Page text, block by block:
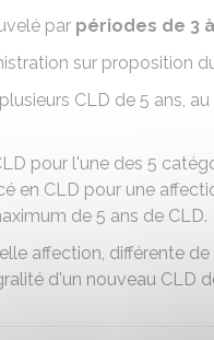
par périodes de 3
sur proposition
CLD de 5 ans,
pour l'une des 5
en CLD pour une
de 5 ans de CLD.
affection, différente
d'un nouveau CLD